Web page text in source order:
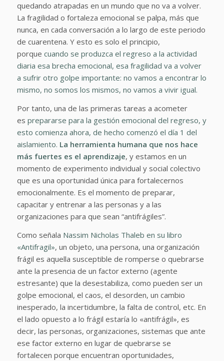
quedando atrapadas en un mundo que no va a volver.
La fragilidad o fortaleza emocional se palpa, más que
nunca, en cada conversación a lo largo de este periodo
de cuarentena. Y esto es solo el principio,
porque cuando se produzca el regreso a la actividad
diaria esa brecha emocional, esa fragilidad va a volver
a sufrir otro golpe importante: no vamos a encontrar lo
mismo, no somos los mismos, no vamos a vivir igual.
Por tanto, una de las primeras tareas a acometer
es prepararse para la gestión emocional del regreso, y
esto comienza ahora, de hecho comenzó el día 1 del
aislamiento. La herramienta humana que nos hace
más fuertes es el aprendizaje, y estamos en un
momento de experimento individual y social colectivo
que es una oportunidad única para fortalecernos
emocionalmente. Es el momento de preparar,
capacitar y entrenar a las personas y a las
organizaciones para que sean “antifrágiles”.
Como señala Nassim Nicholas Thaleb en su libro
«Antifragil», un objeto, una persona, una organización
frágil es aquella susceptible de romperse o quebrarse
ante la presencia de un factor externo (agente
estresante) que la desestabiliza, como pueden ser un
golpe emocional, el caos, el desorden, un cambio
inesperado, la incertidumbre, la falta de control, etc. En
el lado opuesto a lo frágil estaría lo «antifrágil», es
decir, las personas, organizaciones, sistemas que ante
ese factor externo en lugar de quebrarse se
fortalecen porque encuentran oportunidades,